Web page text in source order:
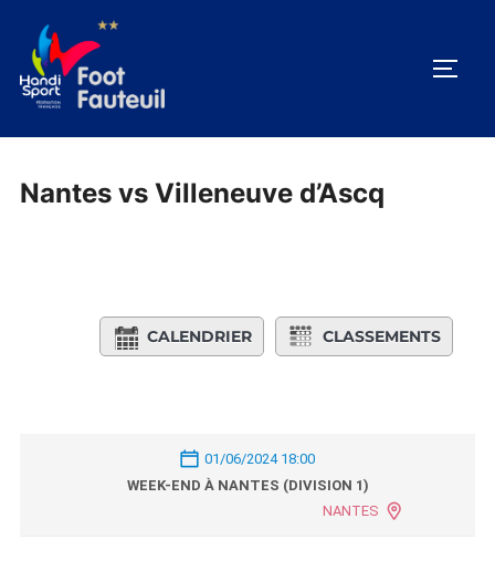
contenu
Nantes vs Villeneuve d’Ascq
CALENDRIER CLASSEMENTS
01/06/2024 18:00
WEEK-END À NANTES (DIVISION 1)
NANTES